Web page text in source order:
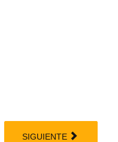
SIGUIENTE